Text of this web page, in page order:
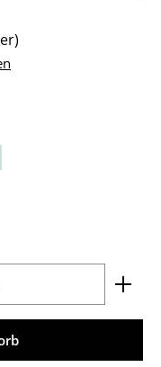
von 5 Sternen
Wert ein